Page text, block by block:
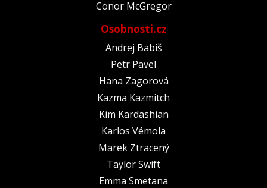
Conor McGregor
Osobnosti.cz
Andrej Babiš
Petr Pavel
Hana Zagorová
Kazma Kazmitch
Kim Kardashian
Karlos Vémola
Marek Ztracený
Taylor Swift
Emma Smetana